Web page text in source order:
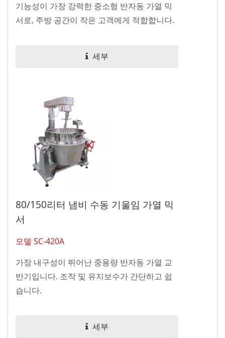
기능성이 가장 강력한 중소형 반자동 가열 믹
서로, 주방 공간이 작은 고객에게 적합합니다.
세부
80/150리터 냄비 수동 기울임 가열 믹
서
모델 SC-420A
가장 내구성이 뛰어난 중용량 반자동 가열 교
반기입니다. 조작 및 유지보수가 간단하고 쉽
습니다.
세부